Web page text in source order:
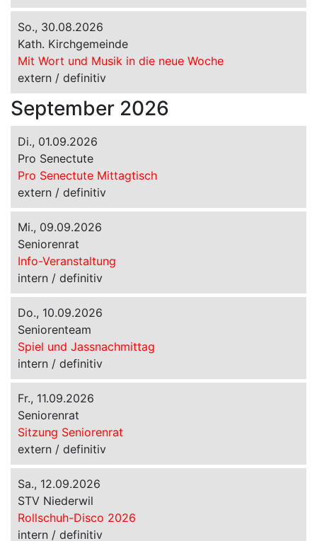
So., 30.08.2026
Kath. Kirchgemeinde
Mit Wort und Musik in die neue Woche
extern / definitiv
September 2026
Di., 01.09.2026
Pro Senectute
Pro Senectute Mittagtisch
extern / definitiv
Mi., 09.09.2026
Seniorenrat
Info-Veranstaltung
intern / definitiv
Do., 10.09.2026
Seniorenteam
Spiel und Jassnachmittag
intern / definitiv
Fr., 11.09.2026
Seniorenrat
Sitzung Seniorenrat
extern / definitiv
Sa., 12.09.2026
STV Niederwil
Rollschuh-Disco 2026
intern / definitiv